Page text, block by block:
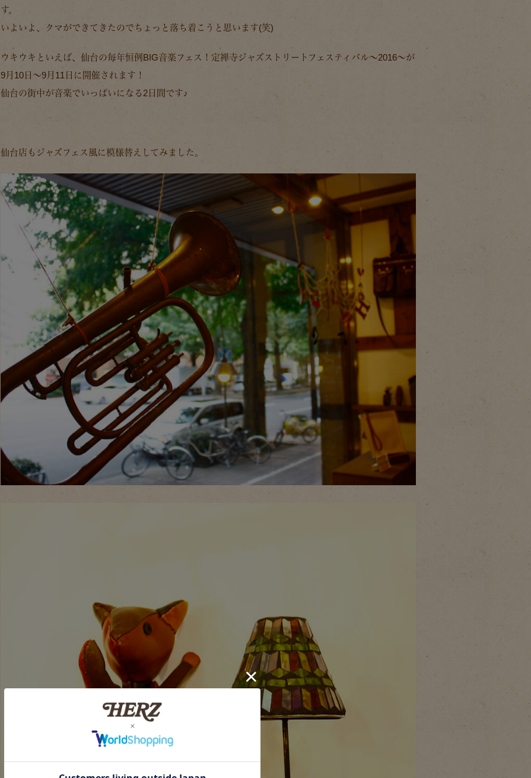
す。
いよいよ、クマができてきたのでちょっと落ち着こうと思います(笑)
ウキウキといえば、仙台の毎年恒例BIG音楽フェス！定禅寺ジャズストリートフェスティバル～2016～が
9月10日～9月11日に開催されます！
仙台の街中が音楽でいっぱいになる2日間です♪
仙台店もジャズフェス風に模様替えしてみました。